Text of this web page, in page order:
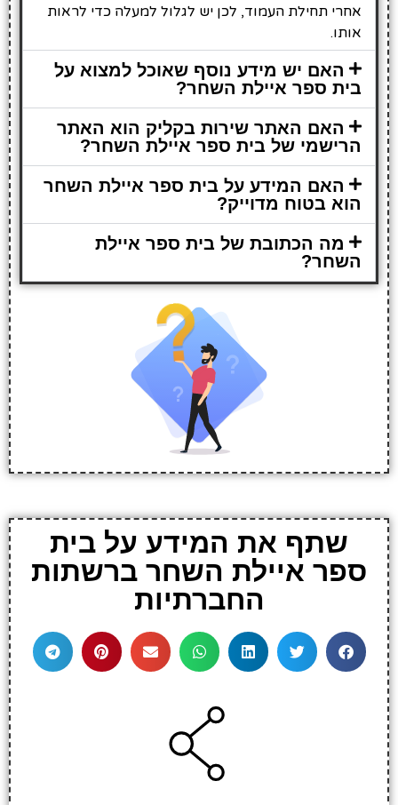
אחרי תחילת העמוד, לכן יש לגלול למעלה כדי לראות
אותו.
האם יש מידע נוסף שאוכל למצוא על
בית ספר איילת השחר?
האם האתר שירות בקליק הוא האתר
הרישמי של בית ספר איילת השחר?
האם המידע על בית ספר איילת השחר
הוא בטוח מדוייק?
מה הכתובת של בית ספר איילת
השחר?
שתף את המידע על בית
ספר איילת השחר ברשתות
החברתיות